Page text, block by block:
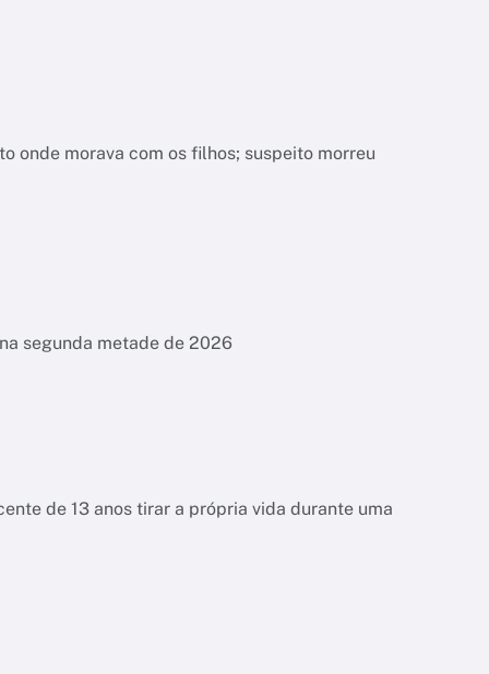
onde morava com os filhos; suspeito morreu
segunda metade de 2026
de 13 anos tirar a própria vida durante uma